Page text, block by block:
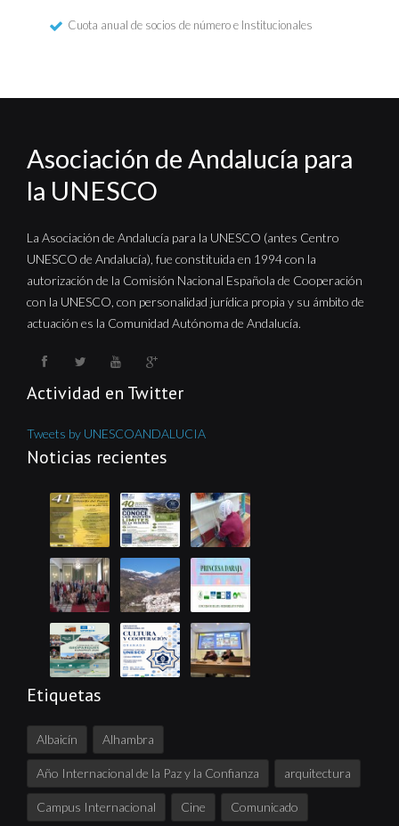
Cuota anual de socios de número e Institucionales
Asociación de Andalucía para
la UNESCO
La Asociación de Andalucía para la UNESCO (antes Centro
UNESCO de Andalucía), fue constituida en 1994 con la
autorización de la Comisión Nacional Española de Cooperación
con la UNESCO, con personalidad jurídica propia y su ámbito de
actuación es la Comunidad Autónoma de Andalucía.
Actividad en Twitter
Tweets by UNESCOANDALUCIA
Noticias recientes
Etiquetas
Albaicín Alhambra
Año Internacional de la Paz y la Confianza arquitectura
Campus Internacional Cine Comunicado